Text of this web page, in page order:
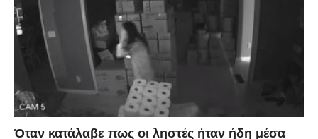
Όταν κατάλαβε πως οι ληστές ήταν ήδη μέσα